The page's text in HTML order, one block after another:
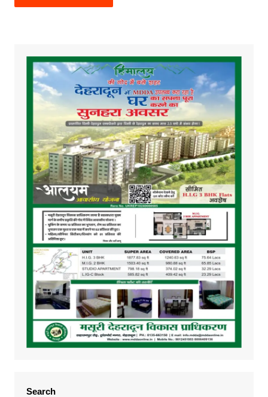
Search